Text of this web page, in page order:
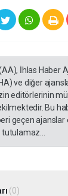
İhlas Haber
ve diğer
editörlerinin
Bu
geçen ajanslar
(0)